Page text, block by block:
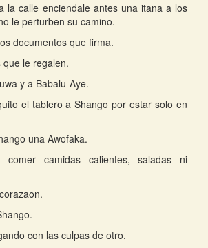
la calle enciendale antes una itana a los
le perturben su camino.
documentos que firma.
le regalen.
y a Babalu-Aye.
el tablero a Shango por estar solo en
una Awofaka.
camidas calientes, saladas ni
con las culpas de otro.